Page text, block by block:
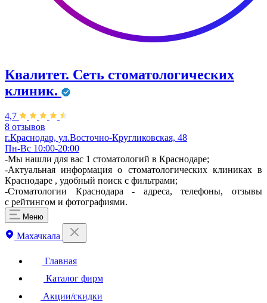
Квалитет. Сеть стоматологических
клиник.
4,7
8 отзывов
г.Краснодар, ул.Восточно-Кругликовская, 48
Пн-Вс 10:00-20:00
-Мы нашли для вас 1 стоматологий в Краснодаре;
-Актуальная информация о стоматологических клиниках в
Краснодаре , удобный поиск с фильтрами;
-Стоматологии Краснодара - адреса, телефоны, отзывы
с рейтингом и фотографиями.
Меню
Махачкала
Главная
Каталог фирм
Акции/скидки